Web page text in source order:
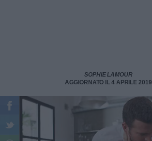
SOPHIE LAMOUR
AGGIORNATO IL 4 APRILE 2019